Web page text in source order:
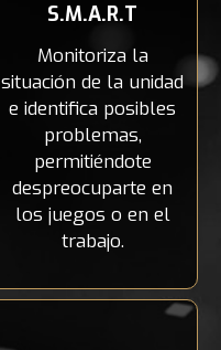
S.M.A.R.T
Monitoriza la
situación de la unidad
e identifica posibles
problemas,
permitiéndote
despreocuparte en
los juegos o en el
trabajo.